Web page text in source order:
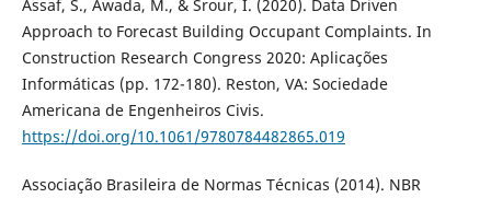
Assaf, S., Awada, M., & Srour, I. (2020). Data Driven
Approach to Forecast Building Occupant Complaints. In
Construction Research Congress 2020: Aplicações
Informáticas (pp. 172-180). Reston, VA: Sociedade
Americana de Engenheiros Civis.
https://doi.org/10.1061/9780784482865.019
Associação Brasileira de Normas Técnicas (2014). NBR